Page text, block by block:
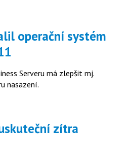
Serveru má zlepšit mj.
nasazení.